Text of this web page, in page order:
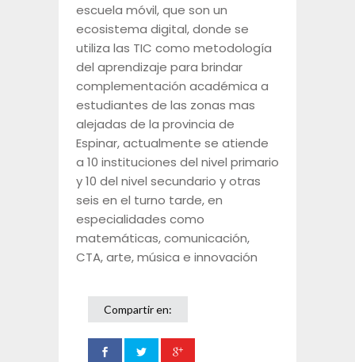
escuela móvil, que son un
ecosistema digital, donde se
utiliza las TIC como metodología
del aprendizaje para brindar
complementación académica a
estudiantes de las zonas mas
alejadas de la provincia de
Espinar, actualmente se atiende
a 10 instituciones del nivel primario
y 10 del nivel secundario y otras
seis en el turno tarde, en
especialidades como
matemáticas, comunicación,
CTA, arte, música e innovación
Compartir en: